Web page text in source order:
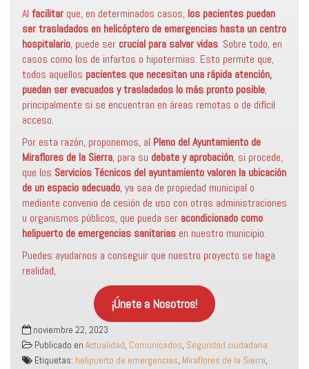
Al facilitar que, en determinados casos, los pacientes puedan
ser trasladados en helicóptero de emergencias hasta un centro
hospitalario, puede ser crucial para salvar vidas. Sobre todo, en
casos como los de infartos o hipotermias. Esto permite que,
todos aquellos pacientes que necesitan una rápida atención,
puedan ser evacuados y trasladados lo más pronto posible,
principalmente si se encuentran en áreas remotas o de difícil
acceso.
Por esta razón, proponemos, al Pleno del Ayuntamiento de
Miraflores de la Sierra, para su debate y aprobación, si procede,
que los Servicios Técnicos del ayuntamiento valoren la ubicación
de un espacio adecuado, ya sea de propiedad municipal o
mediante convenio de cesión de uso con otras administraciones
u organismos públicos, que pueda ser acondicionado como
helipuerto de emergencias sanitarias en nuestro municipio.
Puedes ayudarnos a conseguir que nuestro proyecto se haga
realidad,
¡Únete a Nosotros!
noviembre 22, 2023
Publicado en Actualidad, Comunicados, Seguridad ciudadana
Etiquetas: helipuerto de emergencias, Miraflores de la Sierra,